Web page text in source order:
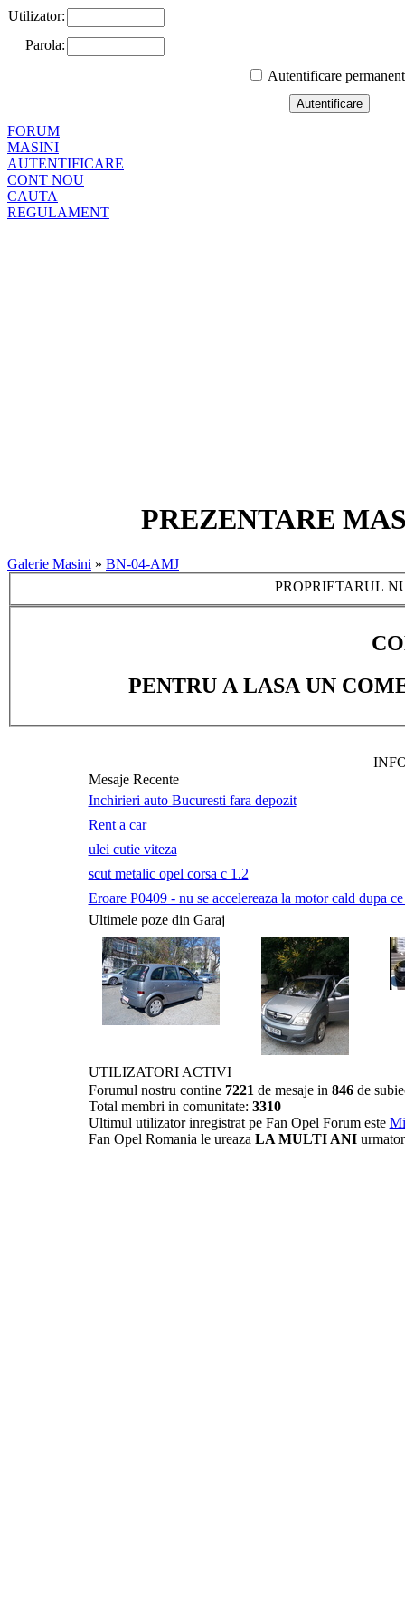
Utilizator:
Parola:
Autentificare
FORUM
MASINI
AUTENTIFICARE
CONT NOU
CAUTA
REGULAMENT
PREZENTARE
Galerie Masini » BN-04-AMJ
PROPRIETARUL
PENTRU A LASA UN
Mesaje Recente
Inchirieri auto Bucuresti fara depozit
Rent a car
ulei cutie viteza
scut metalic opel corsa c 1.2
Eroare P0409 - nu se accelereaza la motor cald dupa
Ultimele poze din Garaj
UTILIZATORI ACTIVI
Forumul nostru contine 7221 de mesaje in 846de
Total membri in comunitate: 3310
Ultimul utilizator inregistrat pe Fan Opel Forum este
Fan Opel Romania le ureaza LA MULTI ANI